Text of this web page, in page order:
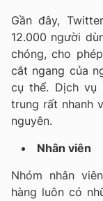
Gần đây,
12.000 người
chóng, cho
cắt ngang của
cụ thể. Dịch vụ
trung rất nhanh
nguyên.
Nhân viên
Nhóm nhân
hàng luôn có